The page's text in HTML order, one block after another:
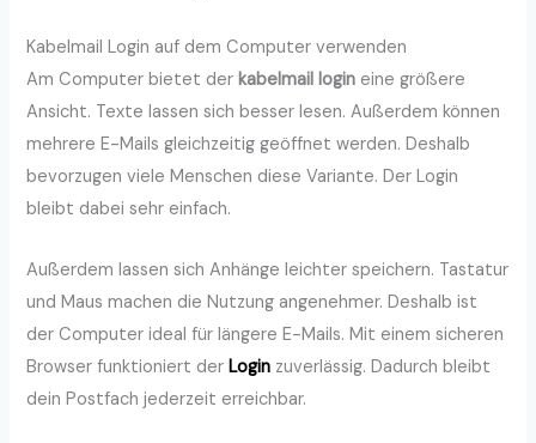
Kabelmail Login auf dem Computer verwenden
Am Computer bietet derkabelmail login eine größere
Ansicht. Texte lassen sich besser lesen. Außerdem können
mehrere E-Mails gleichzeitig geöffnet werden. Deshalb
bevorzugen viele Menschen diese Variante. Der Login
bleibt dabei sehr einfach.
Außerdem lassen sich Anhänge leichter speichern. Tastatur
und Maus machen die Nutzung angenehmer. Deshalb ist
der Computer ideal für längere E-Mails. Mit einem sicheren
Browser funktioniert der Login zuverlässig. Dadurch bleibt
dein Postfach jederzeit erreichbar.